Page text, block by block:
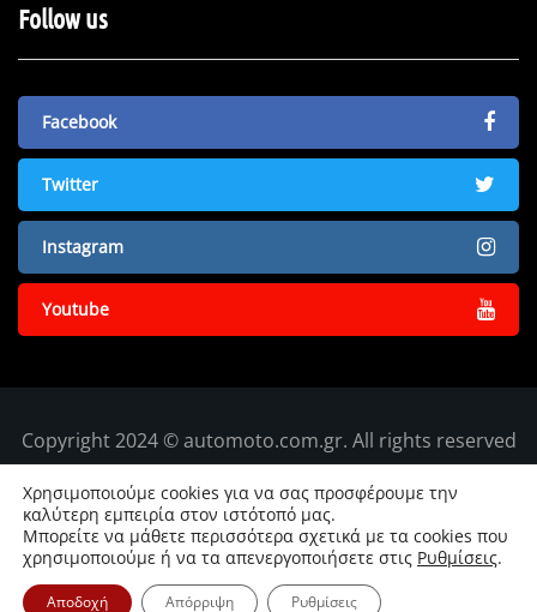
Follow us
Facebook
Twitter
Instagram
Youtube
Copyright 2024 © automoto.com.gr. All rights reserved
Χρησιμοποιούμε cookies για να σας προσφέρουμε την
καλύτερη εμπειρία στον ιστότοπό μας.
Μπορείτε να μάθετε περισσότερα σχετικά με τα cookies που
χρησιμοποιούμε ή να τα απενεργοποιήσετε στις Ρυθμίσεις.
Αποδοχή Απόρριψη Ρυθμίσεις